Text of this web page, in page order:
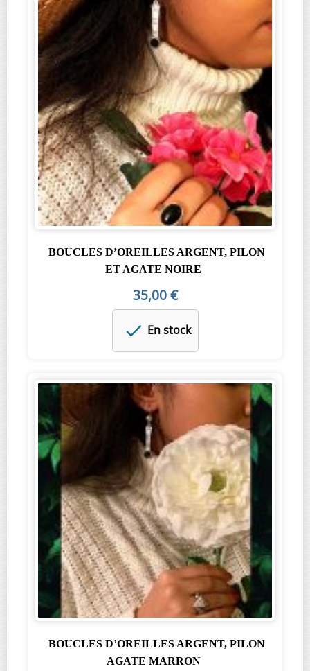
BOUCLES D’OREILLES ARGENT, PILON
ET AGATE NOIRE
35,00 €
En stock
BOUCLES D’OREILLES ARGENT, PILON
AGATE MARRON